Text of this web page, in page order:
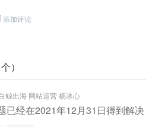
添加评论
）
鲸出海 网站运营 杨冰心
已经在2021年12月31日得到解